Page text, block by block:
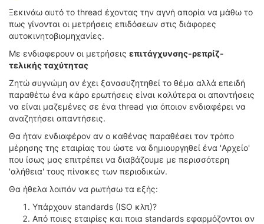
Ξεκινάω αυτό το thread έχοντας την αγνή απορία να μάθω το
πως γίνονται οι μετρήσεις επιδόσεων στις διάφορες
αυτοκινητοβιομηχανίες.
Με ενδιαφερουν οι μετρήσεις επιτάγχυνσης-ρεπρίζ-
τελικής ταχύτητας
Ζητώ συγνώμη αν έχει ξανασυζητηθεί το θέμα αλλά επειδή
παραθέτω ένα κάρο ερωτήσεις είναι καλύτερα οι απαντήσεις
να είναι μαζεμένες σε ένα thread για όποιον ενδιαφέρει να
αναζητήσει απαντήσεις.
Θα ήταν ενδιαφέρον αν ο καθένας παραθέσει τον τρόπο
μέρησης της εταιρίας του ώστε να δημιουργηθεί ένα 'Aρχείο'
που ίσως μας επιτρέπει να διαβάζουμε με περισσότερη
'αλήθεια' τους πίνακες των περιοδικών.
Θα ήθελα λοιπόν να ρωτήσω τα εξής:
Υπάρχουν standards (ISO κλπ)?
Aπό ποιες εταιρίες και ποια standards εφαρμόζονται αν
VIDEO
ΝΕΑ ΜΟΝΤΕΛΑ
CANDID CAMERA
ΤΕΧΝΟΛΟΓΙΑ
ΕΙΔΗΣΕΙΣ – ΠΑΡΟΥΣΙΑΣΕΙΣ
ΛΕΞΙΚΟ
ΠΕΡΙΒΑΛΛΟΝ
ΔΟΚΙΜΕΣ – ΠΑΡΟΥΣΙΑΣΕΙΣ
ΕΙΔΗΣΕΙΣ